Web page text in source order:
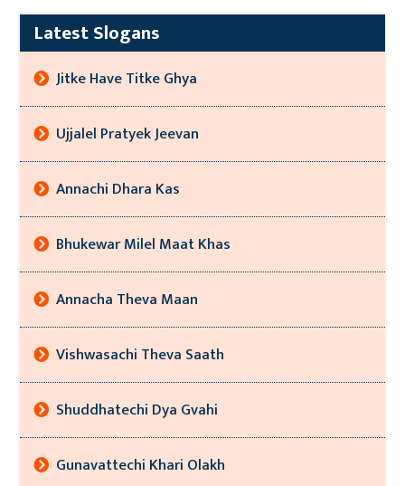
Latest Slogans
Jitke Have Titke Ghya
Ujjalel Pratyek Jeevan
Annachi Dhara Kas
Bhukewar Milel Maat Khas
Annacha Theva Maan
Vishwasachi Theva Saath
Shuddhatechi Dya Gvahi
Gunavattechi Khari Olakh